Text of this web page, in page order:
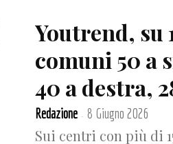
Youtrend, su
comuni 50 a
40 a destra,
Redazione - 8 Giugno 2026
Sui centri con più di